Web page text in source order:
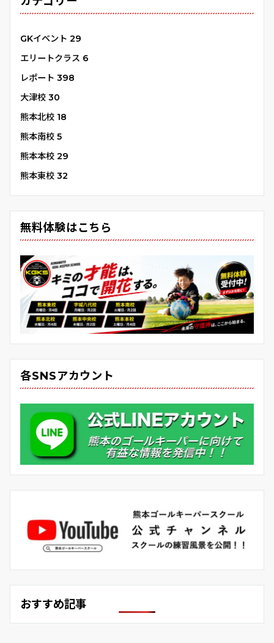
GKイベント 29
エリートクラス 6
レポート 398
大津校 30
熊本北校 18
熊本南校 5
熊本本校 29
熊本東校 32
無料体験はこちら
各SNSアカウント
おすすめ記事